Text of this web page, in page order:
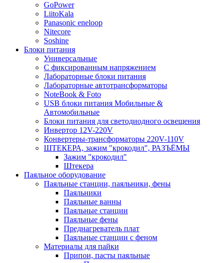
GoPower
LiitoKala
Panasonic eneloop
Nitecore
Soshine
Блоки питания
Универсальные
C фиксированным напряжением
Лабораторные блоки питания
Лабораторные автотрансформаторы
NoteBook & Foto
USB блоки питания Мобильные &
Автомобильные
Блоки питания для светодиодного освещения
Инвертор 12V-220V
Конвертеры-трансформаторы 220V-110V
ШТЕКЕРА, зажим "крокодил", РАЗЪЁМЫ
Зажим "крокодил"
Штекера
Паяльное оборудование
Паяльные станции, паяльники, фены
Паяльники
Паяльные ванны
Паяльные станции
Паяльные фены
Преднагреватель плат
Паяльные станции с феном
Материалы для пайки
Припои, пасты паяльные